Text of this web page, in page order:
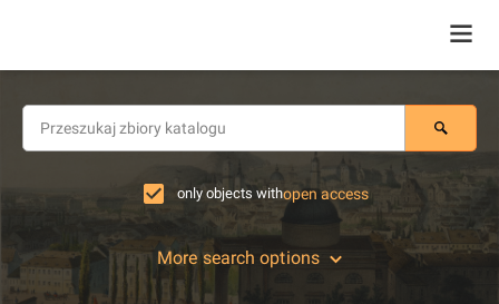
only objects withopen access
More search options